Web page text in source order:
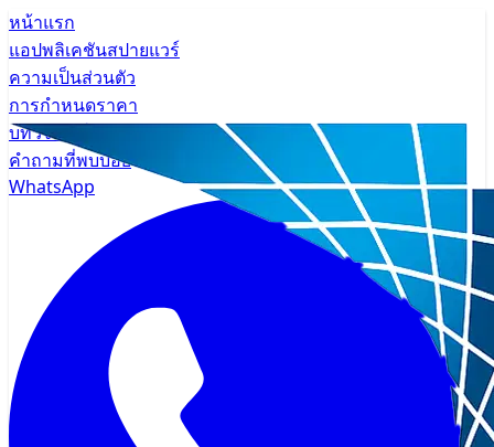
หน้าแรก
แอปพลิเคชันสปายแวร์
ความเป็นส่วนตัว
การกำหนดราคา
บทวิจารณ์
คำถามที่พบบ่อย
WhatsApp